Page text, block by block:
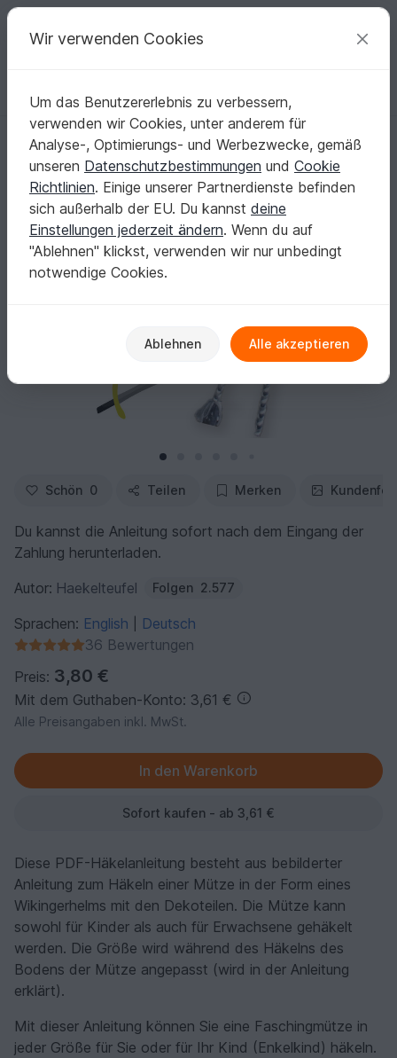
Deine kreativen Ideen
Deutsch | € (EUR) einloggen Kostenlos registrieren
Startseite Häkeln Kinder Mützen & Hüte
Faschingmütze "Wikinger", alle Größen
Faschingmütze "Wikinger", alle Größen
Schön 0 Teilen Merken
Du kannst die Anleitung sofort nach dem Eingang der
Zahlung herunterladen.
Autor: Haekelteufel Folgen 2.577
Sprachen: English
Deutsch
36 Bewertungen
Preis: 3,80 €
Mit dem Guthaben-Konto: 3,61 €
Alle Preisangaben inkl. MwSt.
Sofort kaufen - ab 3,61 €
Diese PDF-Häkelanleitung besteht aus bebilderter
Anleitung zum Häkeln einer Mütze in der Form eines
Wikingerhelms mit den Dekoteilen. Die Mütze kann
sowohl für Kinder als auch für Erwachsene gehäkelt
werden. Die Größe wird während des Häkelns des
Bodens der Mütze angepasst (wird in der Anleitung
erklärt).
Mit dieser Anleitung können Sie eine Faschingmütze in
jeder Größe für Sie oder für Ihr Kind (Enkelkind) häkeln.
Wir verwenden Cookies
Um das Benutzererlebnis zu verbessern,
verwenden wir Cookies, unter anderem für
Analyse-, Optimierungs- und Werbezwecke, gemäß
unseren Datenschutzbestimmungen und Cookie
Richtlinien. Einige unserer Partnerdienste befinden
sich außerhalb der EU. Du kannst deine
Einstellungen jederzeit ändern. Wenn du auf
"Ablehnen" klickst, verwenden wir nur unbedingt
notwendige Cookies.
Ablehnen Alle akzeptieren